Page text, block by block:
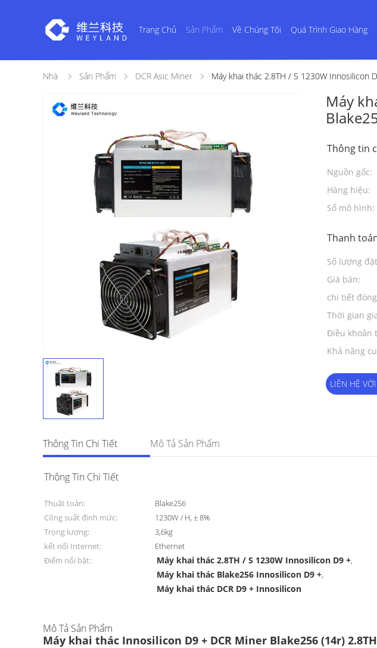
Trang Chủ Sản Phẩm Về Chúng Tôi Quá Trình Giao Hàng
Nhà Sản Phẩm DCR Asic Miner Máy khai thác 2.8TH / S 1230W Innosilicon
Máy
Thông tin
Nguồn gốc:
Hàng hiệu:
Số mô hình:
Thanh
Số lượng
thiểu:
Giá bán:
chi tiết
Thời gian
Điều khoản
Khả năng
LIÊN HỆ
Thông Tin Chi Tiết Mô Tả Sản Phẩm
Thông Tin Chi Tiết
Thuật toán: Blake256
Công suất định mức:
1230W / H, ± 8%
Trọng lượng:
3,6kg
kết nối Internet:
Ethernet
Điểm nổi bật:
Máy khai thác 2.8TH / S 1230W Innosilicon D9 +,
Máy khai thác Blake256 Innosilicon D9 +,
Máy khai thác DCR D9 + Innosilicon
Mô Tả Sản Phẩm
Máy khai thác Innosilicon D9 + DCR Miner Blake256 (14r)